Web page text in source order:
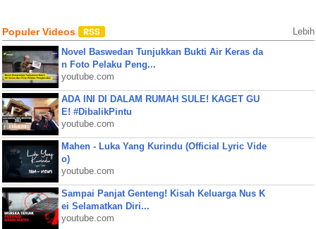
Populer Videos Lebih
Novel Baswedan Tunjukkan Bukti Air Keras da
n Foto Pelaku Peng...
youtube.com
ADA INI DI DALAM RUMAH SULE! KAGET GU
E! #DibalikPintu
youtube.com
Mahen - Luka Yang Kurindu (Official Lyric Vide
o)
youtube.com
Sampai Panjat Genteng! Kisah Keluarga Nus K
ei Selamatkan Diri...
youtube.com